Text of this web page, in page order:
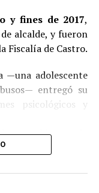
y fines de 2017,
alcalde, y fueron
Fiscalía de Castro.
—una adolescente
entregó su
psicológicos y
el imputado
abreviado,